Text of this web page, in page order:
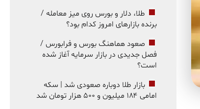
طلا، دلار و بورس روی میز معامله /
برنده بازارهای امروز کدام بود؟
صعود هماهنگ بورس و فرابورس /
فصل جدیدی در بازار سرمایه آغاز شده
است؟
بازار طلا دوباره صعودی شد | سکه
امامی ۱۸۴ میلیون و ۵۰۰ هزار تومان شد